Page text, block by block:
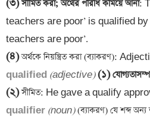
(৩) সীমিত করা; অর্থের পরিধি কমিয়ে আনা:
teachers are poor’ is qualified
(৪)
qualified (adjective) (১)
(২)
qualifier (noun) (ব্যাকরণ) যে শব্দ